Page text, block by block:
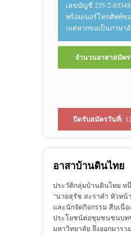
เลขบัญชี 235-2-
พร้อมเบอร์โทรศัพท์ข
(แต่หากขอเป็นภาษา
จำนวนอาสาสมัค
ปิดรับสมัครวันที่:
อาสาบ้านดินไทย
ประวัติกลุ่มบ้านดินไทย ห
“นายสุรัช สะราคำ หัวหน้
และนักจัดกิจกรรม สืบเนื่
ประโยชน์ต่อชุมชนชนบท
มหาวิทยาลัย จึงออกมาร